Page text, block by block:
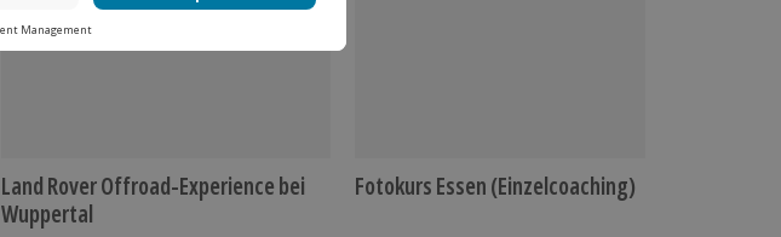
Land Rover Offroad-Experience bei
Wuppertal
Fotokurs Essen (Einzelcoaching)